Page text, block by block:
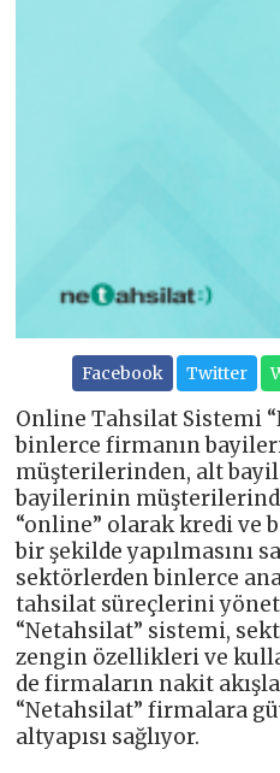
Facebook Twitter
Online Tahsilat Sistemi
binlerce firmanın
müşterilerinden, alt
bayilerinin
“online” olarak kredi ve
bir şekilde yapılmasını
sektörlerden binlerce
tahsilat süreçlerini
“Netahsilat” sistemi,
zengin özellikleri ve
de firmaların nakit
“Netahsilat” firmalara
altyapısı sağlıyor.